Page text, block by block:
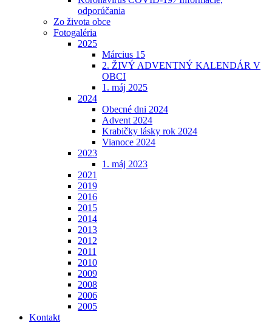
odporúčania
Zo života obce
Fotogaléria
2025
Március 15
2. ŽIVÝ ADVENTNÝ KALENDÁR V
OBCI
1. máj 2025
2024
Obecné dni 2024
Advent 2024
Krabičky lásky rok 2024
Vianoce 2024
2023
1. máj 2023
2021
2019
2016
2015
2014
2013
2012
2011
2010
2009
2008
2006
2005
Kontakt